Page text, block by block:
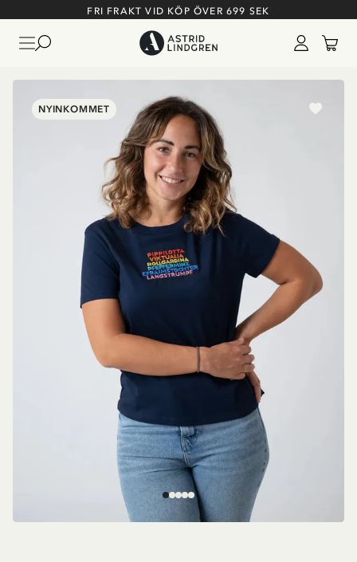
FRI FRAKT VID KÖP ÖVER 699 SEK
NYINKOMMET